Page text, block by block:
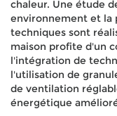
chaleur. Une étude
environnement et la
techniques sont
maison profite d'un
l'intégration de
l'utilisation de
de ventilation
énergétique